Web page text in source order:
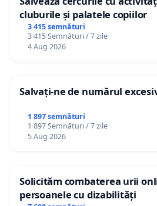
cluburile și palatele copiilor
3 415 semnături
3 415 Semnături / 7 zile
4 Aug 2026
Salvați-ne de numărul
1 897 semnături
1 897 Semnături / 7 zile
5 Aug 2026
Solicităm combaterea urii
persoanele cu dizabilități